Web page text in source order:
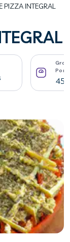
PIZZA INTEGRAL
45